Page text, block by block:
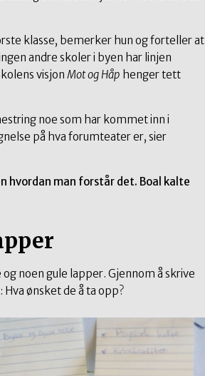
klasse, bemerker hun og forteller at
andre skoler i byen har linjen
visjon Mot og Håp henger tett
noe som har kommet inn i
på hva forumteater er, sier
hvordan man forstår det. Boal kalte
noen gule lapper. Gjennom å skrive
ønsket de å ta opp?